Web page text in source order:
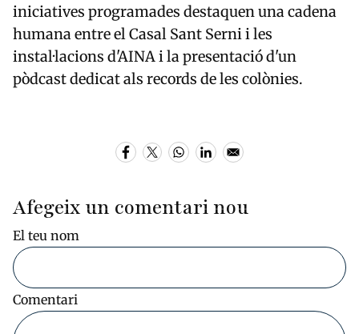
iniciatives programades destaquen una cadena
humana entre el Casal Sant Serni i les
instal·lacions d'AINA i la presentació d'un
pòdcast dedicat als records de les colònies.
Afegeix un comentari nou
El teu nom
Comentari